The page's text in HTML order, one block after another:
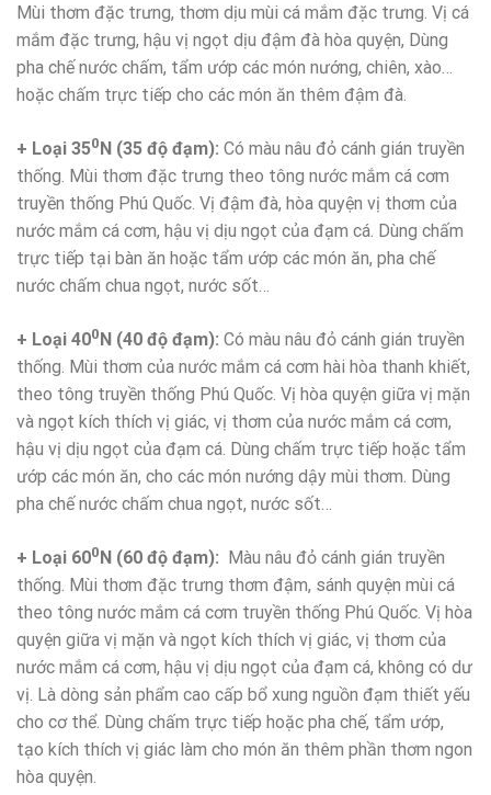
Mùi thơm đặc trưng, thơm dịu mùi cá mắm đặc trưng. Vị cá
mắm đặc trưng, hậu vị ngọt dịu đậm đà hòa quyện, Dùng
pha chế nước chấm, tẩm ướp các món nướng, chiên, xào…
hoặc chấm trực tiếp cho các món ăn thêm đậm đà.
+ Loại 350N (35 độ đạm): Có màu nâu đỏ cánh gián truyền
thống. Mùi thơm đặc trưng theo tông nước mắm cá cơm
truyền thống Phú Quốc. Vị đậm đà, hòa quyện vị thơm của
nước mắm cá cơm, hậu vị dịu ngọt của đạm cá. Dùng chấm
trực tiếp tại bàn ăn hoặc tẩm ướp các món ăn, pha chế
nước chấm chua ngọt, nước sốt…
+ Loại 400N (40 độ đạm): Có màu nâu đỏ cánh gián truyền
thống. Mùi thơm của nước mắm cá cơm hài hòa thanh khiết,
theo tông truyền thống Phú Quốc. Vị hòa quyện giữa vị mặn
và ngọt kích thích vị giác, vị thơm của nước mắm cá cơm,
hậu vị dịu ngọt của đạm cá. Dùng chấm trực tiếp hoặc tẩm
ướp các món ăn, cho các món nướng dậy mùi thơm. Dùng
pha chế nước chấm chua ngọt, nước sốt…
+ Loại 600 N (60 độ đạm):
Màu nâu đỏ cánh gián truyền
thống. Mùi thơm đặc trưng thơm đậm, sánh quyện mùi cá
theo tông nước mắm cá cơm truyền thống Phú Quốc. Vị hòa
quyện giữa vị mặn và ngọt kích thích vị giác, vị thơm của
nước mắm cá cơm, hậu vị dịu ngọt của đạm cá, không có dư
vị. Là dòng sản phẩm cao cấp bổ xung nguồn đạm thiết yếu
cho cơ thể. Dùng chấm trực tiếp hoặc pha chế, tẩm ướp,
tạo kích thích vị giác làm cho món ăn thêm phần thơm ngon
hòa quyện.